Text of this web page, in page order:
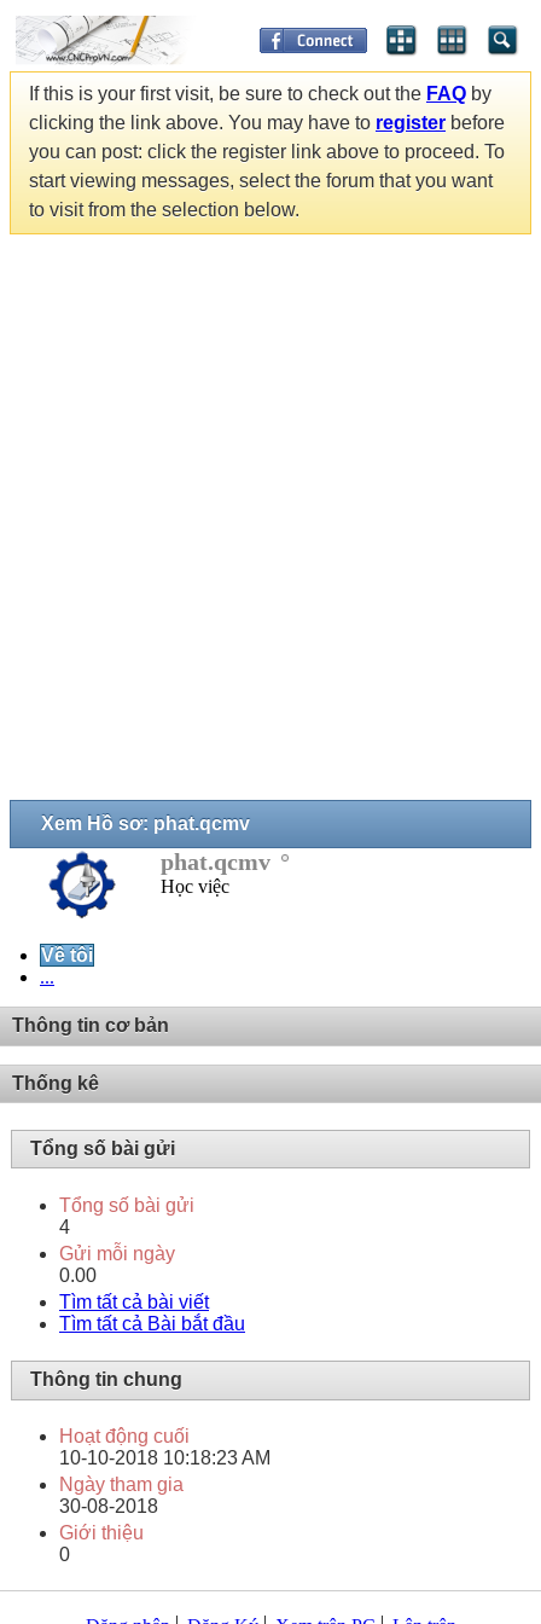
If this is your first visit, be sure to check out the FAQ by
clicking the link above. You may have to register before
you can post: click the register link above to proceed. To
start viewing messages, select the forum that you want
to visit from the selection below.
Xem Hồ sơ: phat.qcmv
phat.qcmv
Học việc
Về tôi
...
Thông tin cơ bản
Thống kê
Tổng số bài gửi
Tổng số bài gửi
4
Gửi mỗi ngày
0.00
Tìm tất cả bài viết
Tìm tất cả Bài bắt đầu
Thông tin chung
Hoạt động cuối
10-10-2018 10:18:23 AM
Ngày tham gia
30-08-2018
Giới thiệu
0